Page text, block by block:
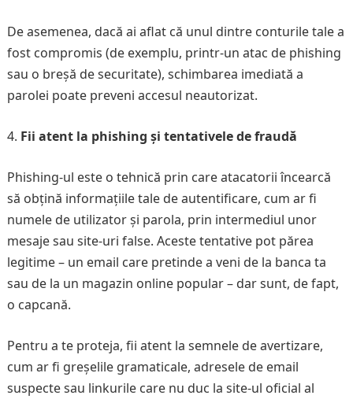
De asemenea, dacă ai aflat că unul dintre conturile tale a
fost compromis (de exemplu, printr-un atac de phishing
sau o breșă de securitate), schimbarea imediată a
parolei poate preveni accesul neautorizat.
Fii atent la phishing și tentativele de fraudă
Phishing-ul este o tehnică prin care atacatorii încearcă
să obțină informațiile tale de autentificare, cum ar fi
numele de utilizator și parola, prin intermediul unor
mesaje sau site-uri false. Aceste tentative pot părea
legitime – un email care pretinde a veni de la banca ta
sau de la un magazin online popular – dar sunt, de fapt,
o capcană.
Pentru a te proteja, fii atent la semnele de avertizare,
cum ar fi greșelile gramaticale, adresele de email
suspecte sau linkurile care nu duc la site-ul oficial al